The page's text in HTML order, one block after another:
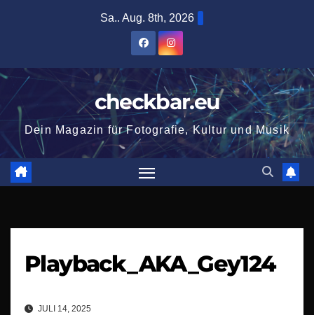
Sa.. Aug. 8th, 2026
checkbar.eu
Dein Magazin für Fotografie, Kultur und Musik
Playback_AKA_Gey124
JULI 14, 2025